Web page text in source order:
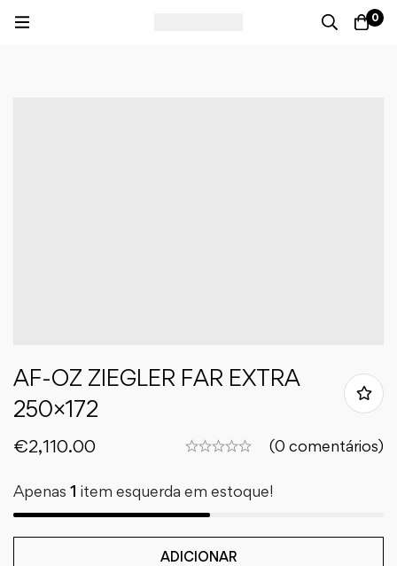
0
AF-OZ ZIEGLER FAR EXTRA
250×172
€2,110.00 (0 comentários)
Apenas 1 item esquerda em estoque!
ADICIONAR